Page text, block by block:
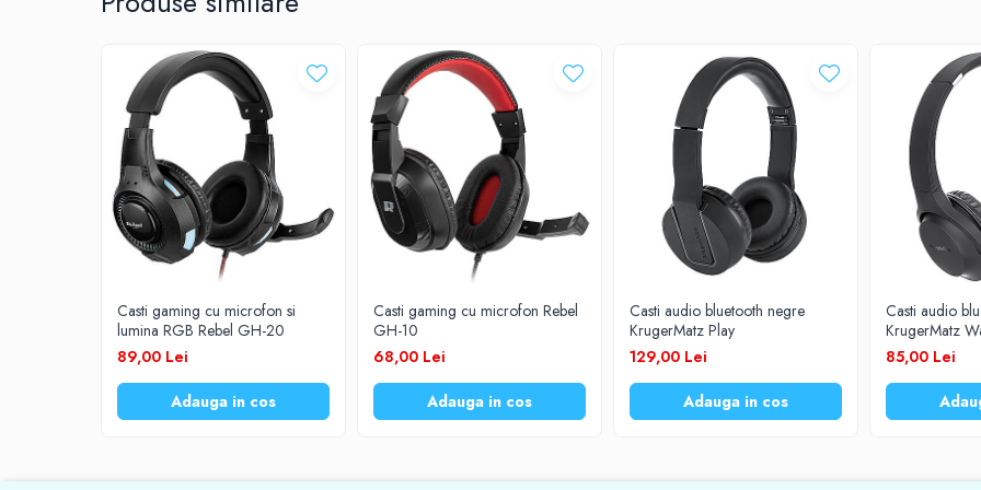
Stabilizatoare tensiune
Incarcatoare auto
Baterii Zinc-Aer
Toate Produsele
Sensibilitatea microfonului: 102 dB +/- 3 dB
Gestionarea apelurilor vocale
Redare muzica
Porturi: USB, USB-C
Timp de lucru în timpul muzică / vorbire: până la 5 ore
Timp de incarcare:
• Căști: aproximativ 1,5 ore
• Carcasa de incarcare / power bank: pana la 4 ore
Tensiune de încărcare: 5V / 1A
Capacitatea bateriei:
• Căști: 2x 25 mAh
• Carcasă de încărcare / power bank: 2200 mAh
Inclus: carcasă de încărcare / power bank, cablu USB
Casti gaming cu microfon si
lumina RGB Rebel GH-20
89,00 Lei
Adauga in cos
Casti gaming cu microfon Rebel
GH-10
68,00 Lei
Adauga in cos
Casti audio bluetooth negre
KrugerMatz Play
129,00 Lei
Adauga in cos
Casti audio
KrugerMatz
85,00 Lei